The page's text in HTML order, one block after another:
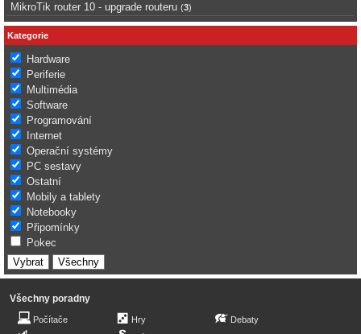
MikroTik router 10 - upgrade routeru (3)
Kategorie
Hardware
Periferie
Multimédia
Software
Programování
Internet
Operační systémy
PC sestavy
Ostatní
Mobily a tablety
Notebooky
Připomínky
Pokec
Všechny poradny
Počítače
Hry
Debaty